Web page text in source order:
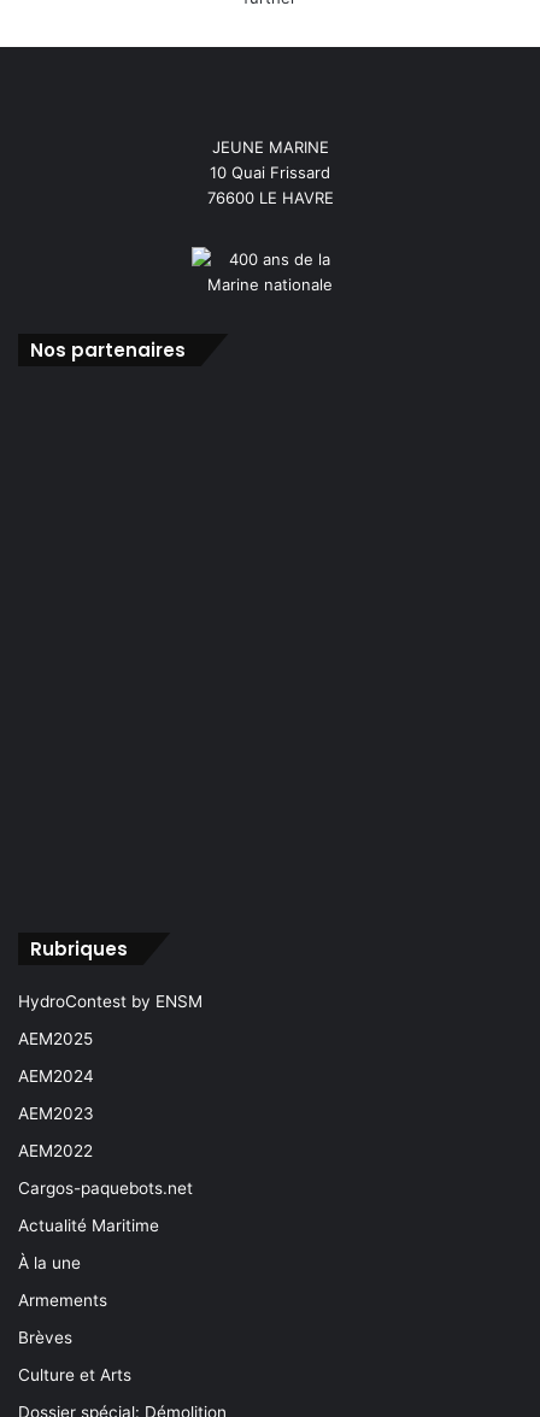
JEUNE MARINE
10 Quai Frissard
76600 LE HAVRE
Nos partenaires
Rubriques
HydroContest by ENSM
AEM2025
AEM2024
AEM2023
AEM2022
Cargos-paquebots.net
Actualité Maritime
À la une
Armements
Brèves
Culture et Arts
Dossier spécial: Démolition